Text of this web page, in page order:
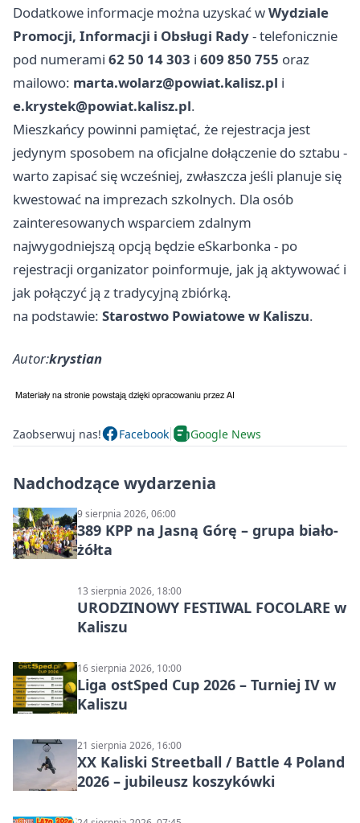
Dodatkowe informacje można uzyskać wWydziale
Promocji, Informacji i Obsługi Rady- telefonicznie
pod numerami 62 50 14 303 i 609 850 755 oraz
mailowo: marta.wolarz@powiat.kalisz.pl i
e.krystek@powiat.kalisz.pl.
Mieszkańcy powinni pamiętać, że rejestracja jest
jedynym sposobem na oficjalne dołączenie do sztabu -
warto zapisać się wcześniej, zwłaszcza jeśli planuje się
kwestować na imprezach szkolnych. Dla osób
zainteresowanych wsparciem zdalnym
najwygodniejszą opcją będzie eSkarbonka - po
rejestracji organizator poinformuje, jak ją aktywować i
jak połączyć ją z tradycyjną zbiórką.
na podstawie: Starostwo Powiatowe w Kaliszu.
Autor:krystian
Zaobserwuj nas! Facebook Google News
Nadchodzące wydarzenia
9 sierpnia 2026, 06:00
389 KPP na Jasną Górę – grupa biało-
żółta
13 sierpnia 2026, 18:00
URODZINOWY FESTIWAL FOCOLARE w
Kaliszu
16 sierpnia 2026, 10:00
Liga ostSped Cup 2026 – Turniej IV w
Kaliszu
21 sierpnia 2026, 16:00
XX Kaliski Streetball / Battle 4 Poland
2026 – jubileusz koszykówki